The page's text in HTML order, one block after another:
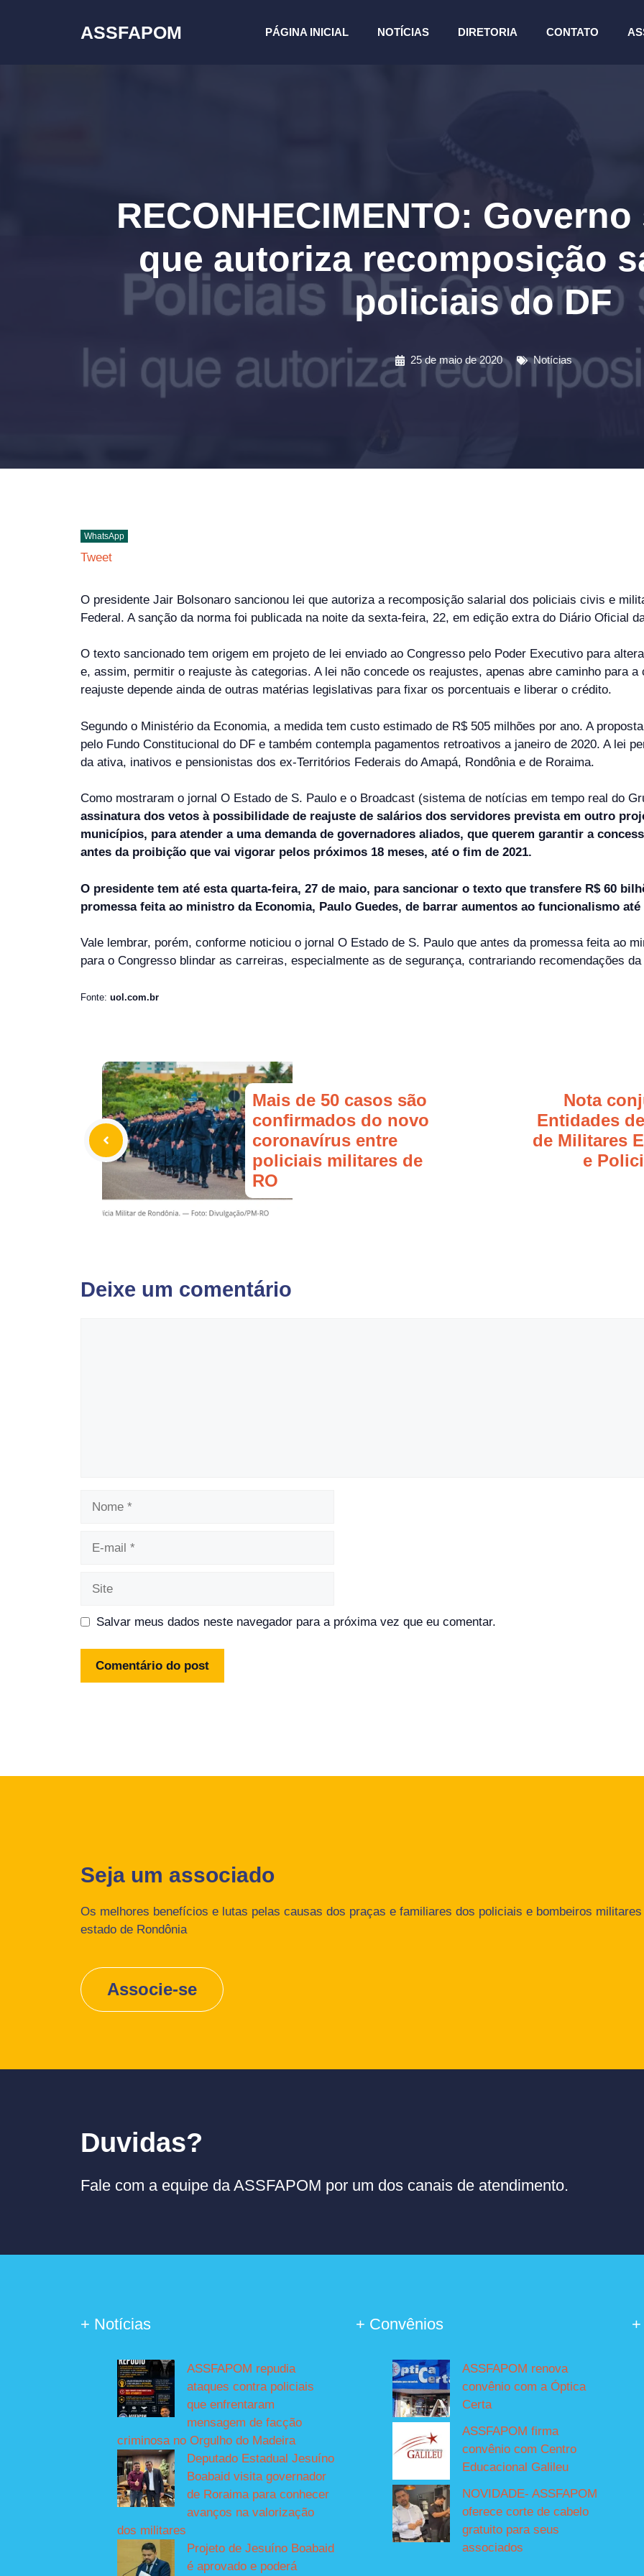
ASSFAPOM PÁGINA INICIAL NOTÍCIAS DIRETORIA CONTATO
RECONHECIMENTO:
que autoriza recomposição
policiais do DF
25 de maio de 2020 Notícias
WhatsApp
Tweet
O presidente Jair Bolsonaro sancionou lei que autoriza a recomposição salarial dos policiais civis e
Federal. A sanção da norma foi publicada na noite da sexta-feira, 22, em edição extra do Diário Oficial
O texto sancionado tem origem em projeto de lei enviado ao Congresso pelo Poder Executivo para
e, assim, permitir o reajuste às categorias. A lei não concede os reajustes, apenas abre caminho para
reajuste depende ainda de outras matérias legislativas para fixar os porcentuais e liberar o crédito.
Segundo o Ministério da Economia, a medida tem custo estimado de R$ 505 milhões por ano. A
pelo Fundo Constitucional do DF e também contempla pagamentos retroativos a janeiro de 2020. A lei
da ativa, inativos e pensionistas dos ex-Territórios Federais do Amapá, Rondônia e de Roraima.
Como mostraram o jornal O Estado de S. Paulo e o Broadcast (sistema de notícias em tempo real do
assinatura dos vetos à possibilidade de reajuste de salários dos servidores prevista em outro
municípios, para atender a uma demanda de governadores aliados, que querem garantir a
antes da proibição que vai vigorar pelos próximos 18 meses, até o fim de 2021.
O presidente tem até esta quarta-feira, 27 de maio, para sancionar o texto que transfere R$ 60
promessa feita ao ministro da Economia, Paulo Guedes, de barrar aumentos ao funcionalismo até
Vale lembrar, porém, conforme noticiou o jornal O Estado de S. Paulo que antes da promessa feita ao
para o Congresso blindar as carreiras, especialmente as de segurança, contrariando recomendações
Fonte: uol.com.br
Mais de 50 casos são
confirmados do novo
coronavírus entre
policiais militares de
RO
Nota
Entidades
de Militares
e
Deixe um comentário
Salvar meus dados neste navegador para a próxima vez que eu comentar.
Seja um associado
Os melhores benefícios e lutas pelas causas dos praças e familiares dos policiais e bombeiros militares
estado de Rondônia
Associe-se
Duvidas?
Fale com a equipe da ASSFAPOM por um dos canais de atendimento.
+ Notícias
ASSFAPOM repudia
ataques contra policiais
que enfrentaram
mensagem de facção
criminosa no Orgulho do Madeira
Deputado Estadual Jesuíno
Boabaid visita governador
de Roraima para conhecer
avanços na valorização
dos militares
Projeto de Jesuíno Boabaid
é aprovado e poderá
+ Convênios
ASSFAPOM renova
convênio com a Óptica
Certa
ASSFAPOM firma
convênio com Centro
Educacional Galileu
NOVIDADE- ASSFAPOM
oferece corte de cabelo
gratuito para seus
associados